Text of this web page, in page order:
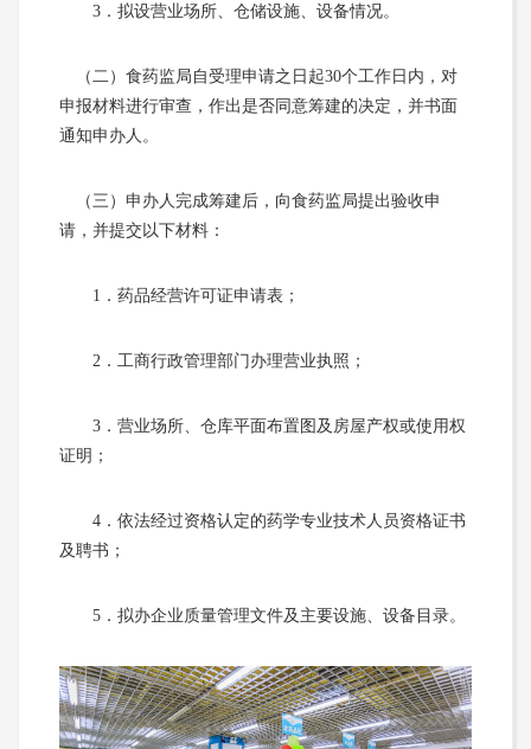
3．拟设营业场所、仓储设施、设备情况。
（二）食药监局自受理申请之日起30个工作日内，对
申报材料进行审查，作出是否同意筹建的决定，并书面
通知申办人。
（三）申办人完成筹建后，向食药监局提出验收申
请，并提交以下材料：
1．药品经营许可证申请表；
2．工商行政管理部门办理营业执照；
3．营业场所、仓库平面布置图及房屋产权或使用权
证明；
4．依法经过资格认定的药学专业技术人员资格证书
及聘书；
5．拟办企业质量管理文件及主要设施、设备目录。